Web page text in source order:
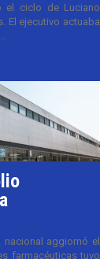
el ciclo de Luciano
El ejecutivo actuaba
nacional aggiornó el
farmacéuticas tuvo